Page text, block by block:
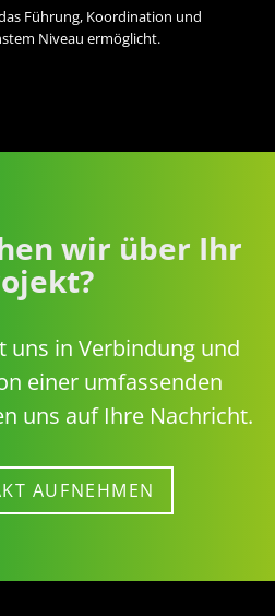
Führung, Koordination und
Niveau ermöglicht.
wir über Ihr
uns in Verbindung und
einer umfassenden
uns auf Ihre Nachricht.
AUFNEHMEN